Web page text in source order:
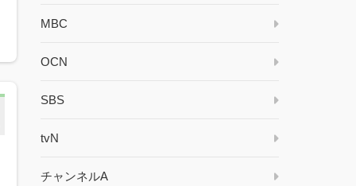
MBC
OCN
SBS
tvN
チャンネルA